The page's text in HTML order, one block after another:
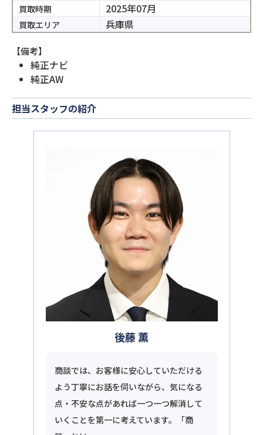
買取時期 2025年07月
買取エリア 兵庫県
【備考】
純正ナビ
純正AW
担当スタッフの紹介
後藤 薫
商談では、お客様に安心していただける
よう丁寧にお話を伺いながら、気になる
点・不安な点があれば一つ一つ解消して
いくことを第一に考えています。「商